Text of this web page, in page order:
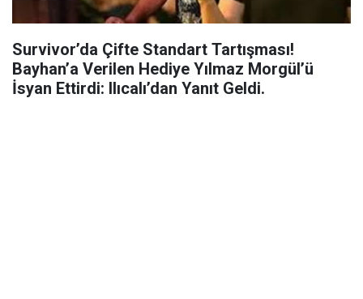
Survivor’da Çifte Standart Tartışması!
Bayhan’a Verilen Hediye Yılmaz Morgül’ü
İsyan Ettirdi: Ilıcalı’dan Yanıt Geldi.